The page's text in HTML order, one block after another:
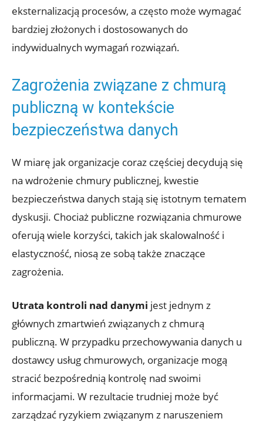
eksternalizacją procesów, a ⁤często może⁢ wymagać
bardziej złożonych ⁤i dostosowanych do
indywidualnych wymagań​ rozwiązań.
Zagrożenia związane z chmurą
⁢publiczną w kontekście
bezpieczeństwa danych
W miarę‌ jak​ organizacje coraz⁤ częściej⁢ decydują się
na wdrożenie chmury publicznej, kwestie
bezpieczeństwa danych stają ​się ‍istotnym tematem⁢
dyskusji. Chociaż publiczne rozwiązania chmurowe‌
oferują wiele korzyści, takich jak skalowalność i
elastyczność, niosą ze ⁢sobą także znaczące
zagrożenia.
Utrata ‌kontroli⁢ nad danymi jest jednym z
głównych zmartwień związanych z chmurą
publiczną. W przypadku przechowywania danych ‌u​
dostawcy usług chmurowych,‍ organizacje mogą
stracić ​bezpośrednią kontrolę nad swoimi
informacjami. W rezultacie trudniej może ⁣być
zarządzać ryzykiem ⁤związanym z ‍naruszeniem